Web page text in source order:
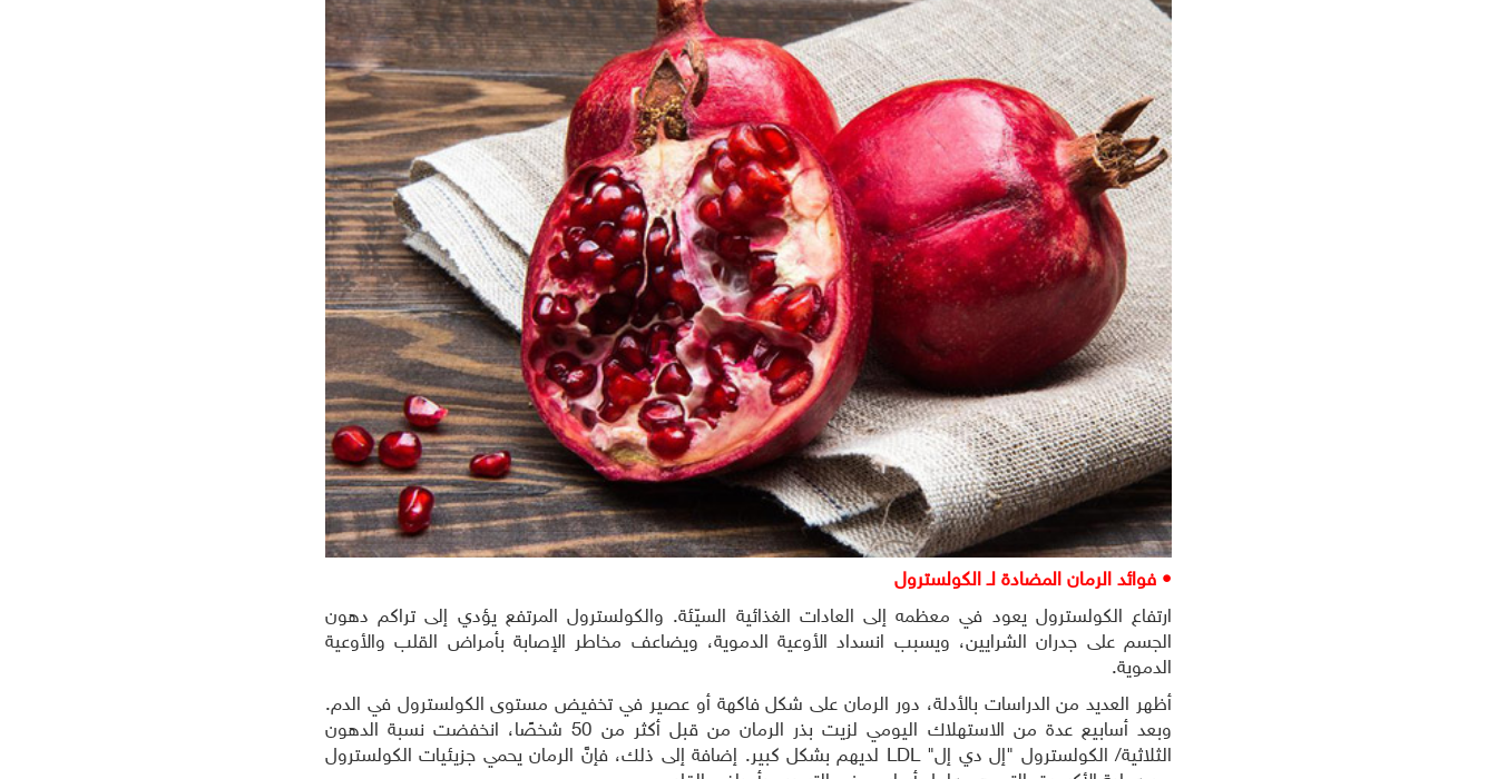
جميع المسلسلات مسلسلات عربية مسلسلات تركية
مسلسلات عالمية مواهب ومسابقات برامج تلفزيون افلام عربية
• فوائد الرمان المضادة لـ الكولسترول
ارتفاع الكولسترول يعود في معظمه إلى العادات الغذائية السيّئة. والكولسترول المرتفع يؤدي إلى تراكم دهون
الجسم على جدران الشرايين، ويسبب انسداد الأوعية الدموية، ويضاعف مخاطر الإصابة بأمراض القلب والأوعية
الدموية.
أظهر العديد من الدراسات بالأدلة، دور الرمان على شكل فاكهة أو عصير في تخفيض مستوى الكولسترول في الدم.
وبعد أسابيع عدة من الاستهلاك اليومي لزيت بذر الرمان من قبل أكثر من 50 شخصًا، انخفضت نسبة الدهون
الثلاثية/ الكولسترول "إل دي إل" LDL لديهم بشكل كبير. إضافة إلى ذلك، فإنَّ الرمان يحمي جزيئيات الكولسترول